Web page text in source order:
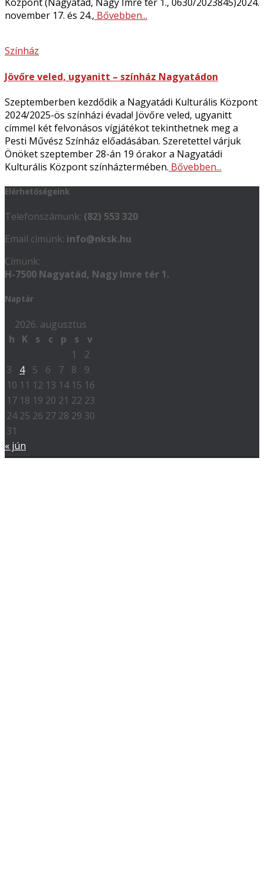
november 17. és 24., Bővebben...
Színház
Jövőre veled, ugyanitt – színház Nagyatádon
Szeptemberben kezdődik a Nagyatádi Kulturális Központ
2024/2025-ös színházi évada! Jövőre veled, ugyanitt
címmel két felvonásos vígjátékot tekinthetnek meg a
Pesti Művész Színház előadásában. Szeretettel várjuk
Önöket szeptember 28-án 19 órakor a Nagyatádi
Kulturális Központ színháztermében. Bővebben...
Elérhetőségeink
Telefonszámunk: (82) 553 320
Email címünk: info@nksk.hu
Címünk:
H-7500 Nagyatád, Nagy Imre tér 1.
Naptár
2026. augusztus
h
K s c p s
v
1
2
3
4 5 6 7 8
9
10 11 12 13 14 15 16
17 18 19 20 21 22 23
24 25 26 27 28 29 30
31
« jún